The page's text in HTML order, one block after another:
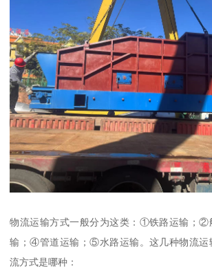
物流运输方式一般分为这类：①铁路运输；
输；④管道运输；⑤水路运输。这几种物流运
流方式是哪种：